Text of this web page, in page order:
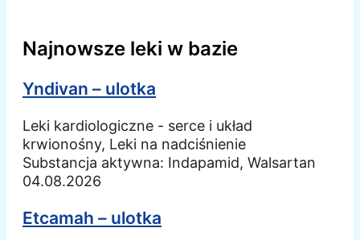
Najnowsze leki w bazie
Yndivan – ulotka
Leki kardiologiczne - serce i układ
krwionośny, Leki na nadciśnienie
Substancja aktywna: Indapamid, Walsartan
04.08.2026
Etcamah – ulotka